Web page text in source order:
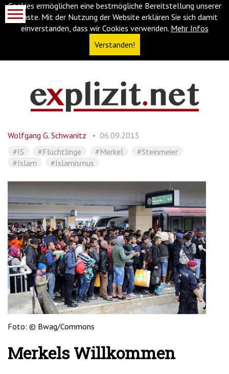
Cookies ermöglichen eine bestmögliche Bereitstellung unserer
Dienste. Mit der Nutzung der Website erklären Sie sich damit
einverstanden, dass wir Cookies verwenden. Mehr Infos
Verstanden!
(Accesskey
Zur
Navigation
(Accesskey
'3')Zur
Suche
springen
(Accesskey
'2')
Wolfgang G. Schwanitz
06.09.2015
#IS
#Flüchtlinge #Merkel
#Steinmeier
#Islam
#Islamismus
Foto: © Bwag/Commons
Merkels Willkommen